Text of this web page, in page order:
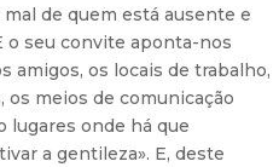
de quem está ausente e
o seu convite aponta-nos
amigos, os locais de trabalho,
os meios de comunicação
lugares onde há que
a gentileza». E, deste